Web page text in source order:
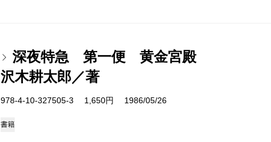
深夜特急 第一便 黄金宮殿
沢木耕太郎／著
978-4-10-327505-3 1,650円 1986/05/26
書籍